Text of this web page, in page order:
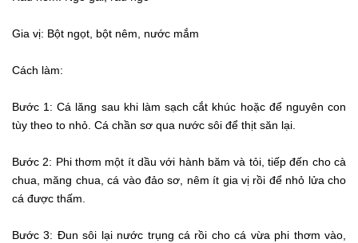
Gia vị: Bột ngọt, bột nêm, nước mắm
Cách làm:
Bước 1: Cá lăng sau khi làm sạch cắt khúc hoặc để nguyên con
tùy theo to nhỏ. Cá chần sơ qua nước sôi để thịt săn lại.
Bước 2: Phi thơm một ít dầu với hành băm và tỏi, tiếp đến cho cà
chua, măng chua, cá vào đảo sơ, nêm ít gia vị rồi để nhỏ lửa cho
cá được thấm.
Bước 3: Đun sôi lại nước trụng cá rồi cho cá vừa phi thơm vào,